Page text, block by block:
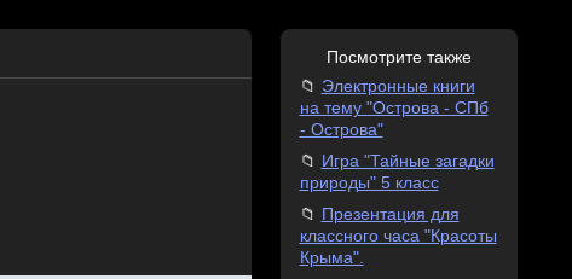
Посмотрите также
Электронные книги
на тему "Острова - СПб
- Острова"
Игра "Тайные загадки
природы" 5 класс
Презентация для
классного часа "Красоты
Крыма".